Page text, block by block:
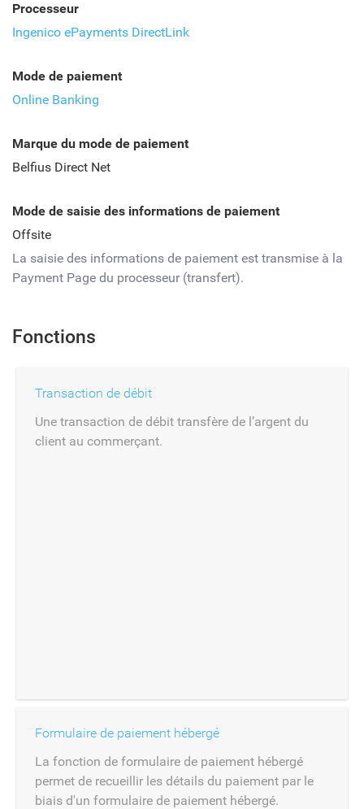
Processeur
Ingenico ePayments DirectLink
Mode de paiement
Online Banking
Marque du mode de paiement
Belfius Direct Net
Mode de saisie des informations de paiement
Offsite
La saisie des informations de paiement est transmise à la
Payment Page du processeur (transfert).
Fonctions
Transaction de débit
Une transaction de débit transfère de l’argent du
client au commerçant.
Formulaire de paiement hébergé
La fonction de formulaire de paiement hébergé
permet de recueillir les détails du paiement par le
biais d'un formulaire de paiement hébergé.